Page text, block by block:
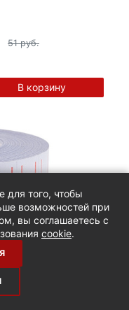
51 руб.
В корзину
1000
полосой
того, чтобы
возможностей при
вы соглашаетесь с
cookie.